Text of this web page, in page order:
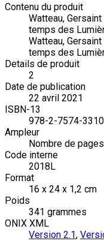
Contenu du produit
Watteau,
temps des
Watteau,
temps des
Details de produit
2
Date de publication
22 avril 2021
ISBN-13
978-2-7574-
Ampleur
Nombre de
Code interne
2018L
Format
16 x 24 x 1,2 cm
Poids
341 grammes
ONIX XML
Version 2.1,